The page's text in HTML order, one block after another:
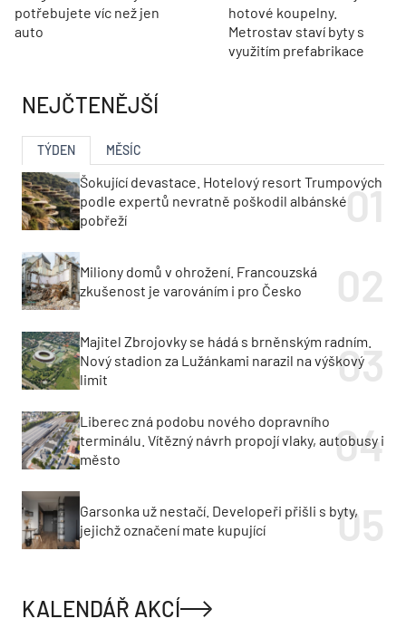
potřebujete víc než jen
auto
hotové koupelny.
Metrostav staví byty s
využitím prefabrikace
NEJČTENĚJŠÍ
TÝDEN MĚSÍC
Šokující devastace. Hotelový resort Trumpových
podle expertů nevratně poškodil albánské
pobřeží
Miliony domů v ohrožení. Francouzská
zkušenost je varováním i pro Česko
Majitel Zbrojovky se hádá s brněnským radním.
Nový stadion za Lužánkami narazil na výškový
limit
Liberec zná podobu nového dopravního
terminálu. Vítězný návrh propojí vlaky, autobusy i
město
Garsonka už nestačí. Developeři přišli s byty,
jejichž označení mate kupující
KALENDÁŘ AKCÍ